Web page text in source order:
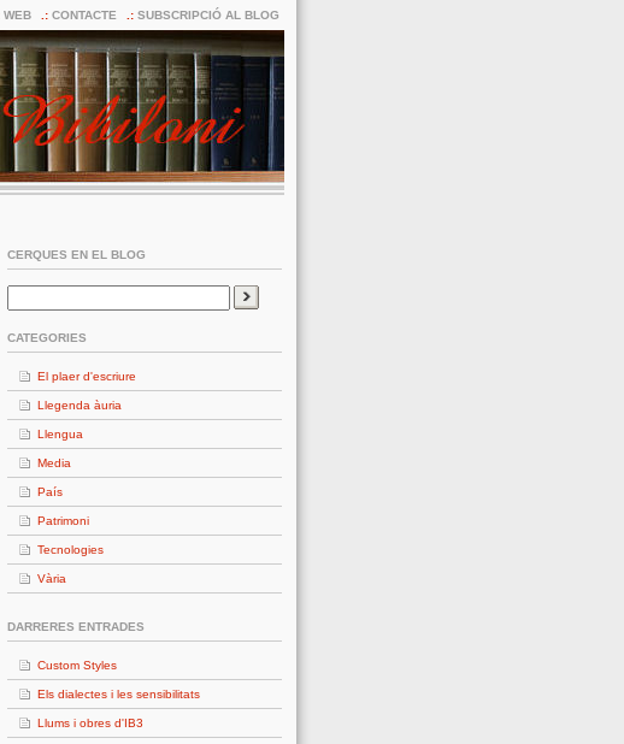
SUBSCRIPCIÓ AL BLOG
CONTACTE
WEB
CERQUES EN EL BLOG
CATEGORIES
El plaer d'escriure
Llegenda àuria
Llengua
Media
País
Patrimoni
Tecnologies
Vària
DARRERES ENTRADES
Custom Styles
Els dialectes i les sensibilitats
Llums i obres d'IB3